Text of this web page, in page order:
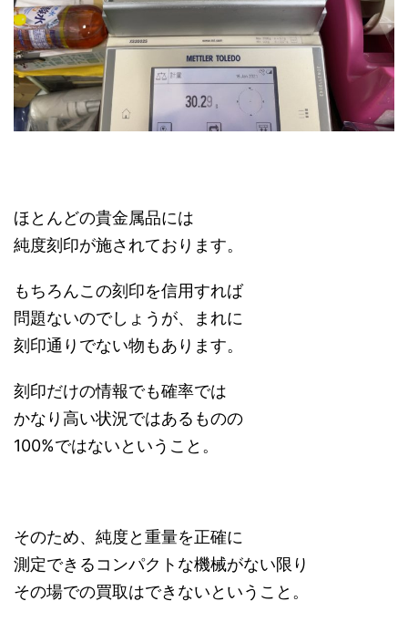
ほとんどの貴金属品には
純度刻印が施されております。
もちろんこの刻印を信用すれば
問題ないのでしょうが、まれに
刻印通りでない物もあります。
刻印だけの情報でも確率では
かなり高い状況ではあるものの
100%ではないということ。
そのため、純度と重量を正確に
測定できるコンパクトな機械がない限り
その場での買取はできないということ。